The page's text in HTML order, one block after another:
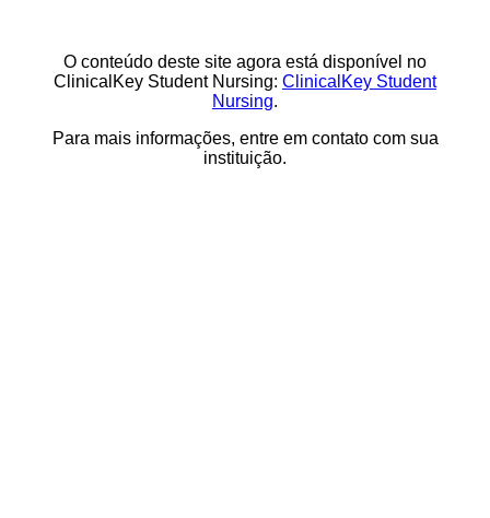
O conteúdo deste site agora está disponível no
ClinicalKey Student Nursing: ClinicalKey Student
Nursing.
Para mais informações, entre em contato com sua
instituição.